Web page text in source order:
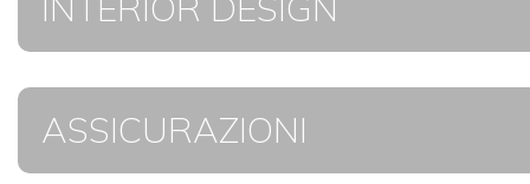
ASSICURAZIONI